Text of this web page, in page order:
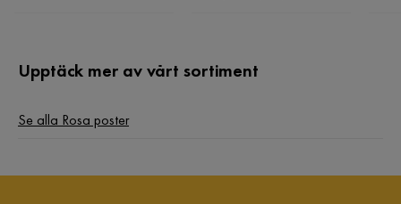
Upptäck mer av vårt sortiment
Se alla Rosa poster